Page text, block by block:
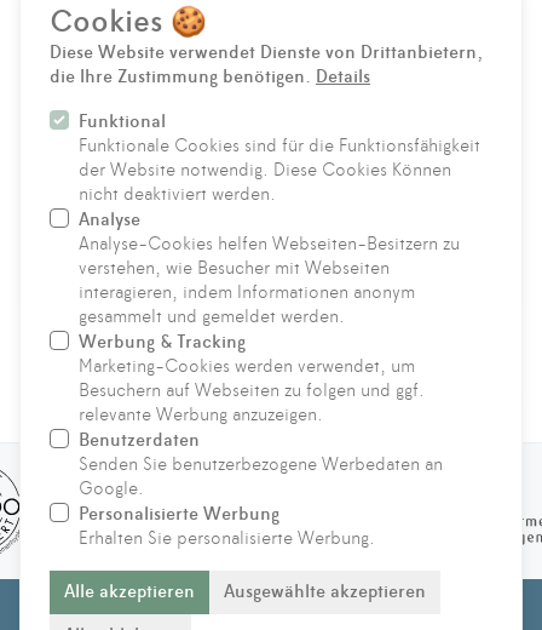
Cookies 🍪
Diese Website verwendet Dienste von Drittanbietern,
die Ihre Zustimmung benötigen. Details
Funktional
Funktionale Cookies sind für die Funktionsfähigkeit
der Website notwendig. Diese Cookies Können
nicht deaktiviert werden.
Analyse
Analyse-Cookies helfen Webseiten-Besitzern zu
verstehen, wie Besucher mit Webseiten
interagieren, indem Informationen anonym
gesammelt und gemeldet werden.
Werbung & Tracking
Marketing-Cookies werden verwendet, um
Besuchern auf Webseiten zu folgen und ggf.
relevante Werbung anzuzeigen.
Benutzerdaten
Senden Sie benutzerbezogene Werbedaten an
Google.
Personalisierte Werbung
Erhalten Sie personalisierte Werbung.
Alle akzeptieren
Ausgewählte akzeptieren
Fasten & Coaching
KONTAKT
© 2021 - 2026 Hufeland Klinik für ganzheitliche immunbiologische